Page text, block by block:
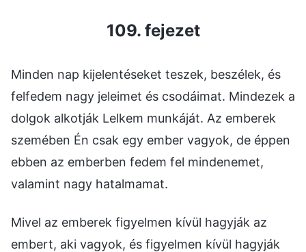
109. fejezet
Minden nap kijelentéseket teszek, beszélek, és
felfedem nagy jeleimet és csodáimat. Mindezek a
dolgok alkotják Lelkem munkáját. Az emberek
szemében Én csak egy ember vagyok, de éppen
ebben az emberben fedem fel mindenemet,
valamint nagy hatalmamat.
Mivel az emberek figyelmen kívül hagyják az
embert, aki vagyok, és figyelmen kívül hagyják